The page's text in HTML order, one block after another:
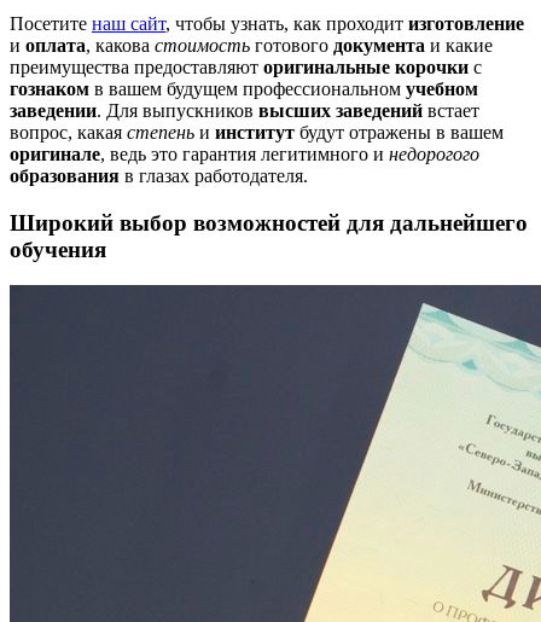
Посетите наш сайт, чтобы узнать, как проходит изготовление
и оплата, какова стоимость готового документа и какие
преимущества предоставляют оригинальные корочки с
гознаком в вашем будущем профессиональном учебном
заведении. Для выпускников высших заведений встает
вопрос, какая степень и институт будут отражены в вашем
оригинале, ведь это гарантия легитимного и недорогого
образования в глазах работодателя.
Широкий выбор возможностей для дальнейшего
обучения